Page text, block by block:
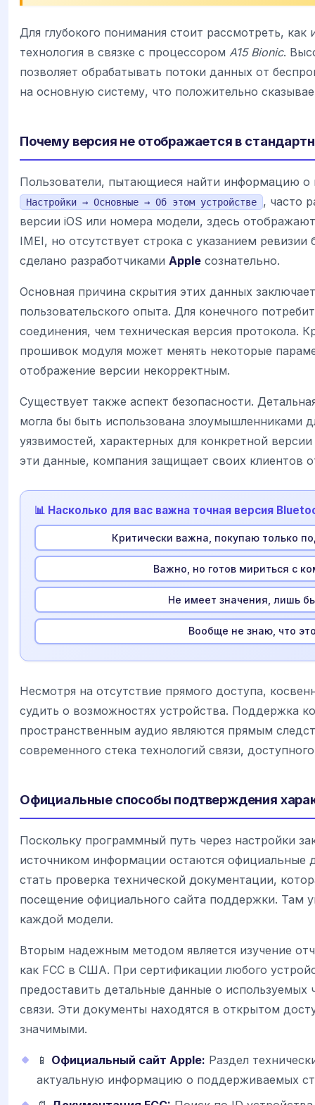
Для глубокого понимания стоит рассмотреть, как
технология в связке с процессором A15 Bionic.
позволяет обрабатывать потоки данных от
на основную систему, что положительно
Почему версия не отображается в
Пользователи, пытающиеся найти информацию о
Настройки → Основные → Об этом устройстве
, часто
версии iOS или номера модели, здесь
IMEI, но отсутствует строка с указанием
сделано разработчиками Apple сознательно.
Основная причина скрытия этих данных
пользовательского опыта. Для конечного
соединения, чем техническая версия протокола.
прошивок модуля может менять некоторые
отображение версии некорректным.
Существует также аспект безопасности.
могла бы быть использована злоумышленниками
уязвимостей, характерных для конкретной
эти данные, компания защищает своих клиентов
📊 Насколько для вас важна точная версия
Критически важна, покупаю только
Важно, но готов мириться с
Не имеет значения, лишь
Вообще не знаю, что
Несмотря на отсутствие прямого доступа,
судить о возможностях устройства. Поддержка
пространственным аудио являются прямым
современного стека технологий связи,
Официальные способы подтверждения
Поскольку программный путь через настройки
источником информации остаются
стать проверка технической документации,
посещение официального сайта поддержки. Там
каждой модели.
Вторым надежным методом является изучение
как FCC в США. При сертификации любого
предоставить детальные данные о используемых
связи. Эти документы находятся в открытом
значимыми.
📱 Официальный сайт Apple: Раздел
актуальную информацию о поддерживаемых